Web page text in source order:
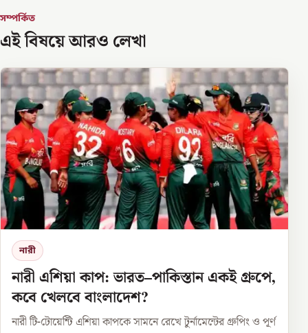
সম্পর্কিত
এই বিষয়ে আরও লেখা
নারী
নারী এশিয়া কাপ: ভারত–পাকিস্তান একই গ্রুপে,
কবে খেলবে বাংলাদেশ?
নারী টি-টোয়েন্টি এশিয়া কাপকে সামনে রেখে টুর্নামেন্টের গ্রুপিং ও পূর্ণ